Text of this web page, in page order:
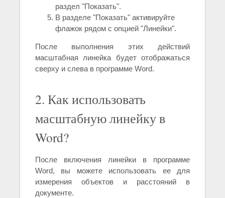
раздел "Показать".
В разделе "Показать" активируйте
флажок рядом с опцией "Линейки".
После выполнения этих действий
масштабная линейка будет отображаться
сверху и слева в программе Word.
2. Как использовать
масштабную линейку в
Word?
После включения линейки в программе
Word, вы можете использовать ее для
измерения объектов и расстояний в
документе.